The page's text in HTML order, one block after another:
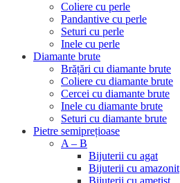
Coliere cu perle
Pandantive cu perle
Seturi cu perle
Inele cu perle
Diamante brute
Brățări cu diamante brute
Coliere cu diamante brute
Cercei cu diamante brute
Inele cu diamante brute
Seturi cu diamante brute
Pietre semiprețioase
A – B
Bijuterii cu agat
Bijuterii cu amazonit
Bijuterii cu ametist